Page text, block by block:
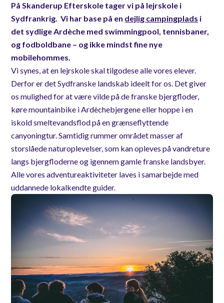
På Skanderup Efterskole tager vi på lejrskole i
Sydfrankrig. Vi har base på en dejlig campingplads i
det sydlige Ardèche med swimmingpool, tennisbaner,
og fodboldbane – og ikke mindst fine nye
mobilehommes.
Vi synes, at en lejrskole skal tilgodese alle vores elever.
Derfor er det Sydfranske landskab ideelt for os. Det giver
os mulighed for at være vilde på de franske bjergfloder,
køre mountainbike i Ardèchebjergene eller hoppe i en
iskold smeltevandsflod på en grænseflyttende
canyoningtur. Samtidig rummer området masser af
storslåede naturoplevelser, som kan opleves på vandreture
langs bjergfloderne og igennem gamle franske landsbyer.
Alle vores adventureaktiviteter laves i samarbejde med
uddannede lokalkendte guider.